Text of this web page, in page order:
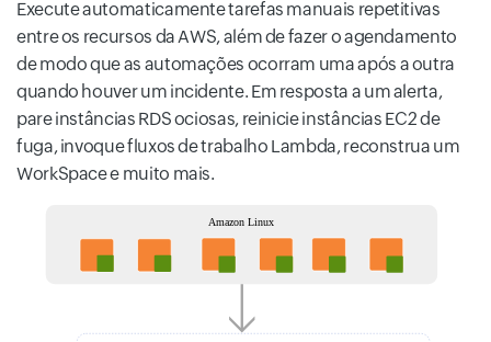
Execute automaticamente tarefas manuais repetitivas
entre os recursos da AWS, além de fazer o agendamento
de modo que as automações ocorram uma após a outra
quando houver um incidente. Em resposta a um alerta,
pare instâncias RDS ociosas, reinicie instâncias EC2 de
fuga, invoque fluxos de trabalho Lambda, reconstrua um
WorkSpace e muito mais.